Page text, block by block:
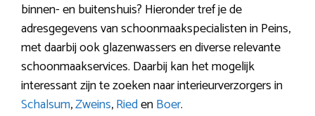
binnen- en buitenshuis? Hieronder tref je de
adresgegevens van schoonmaakspecialisten in Peins,
met daarbij ook glazenwassers en diverse relevante
schoonmaakservices. Daarbij kan het mogelijk
interessant zijn te zoeken naar interieurverzorgers in
Schalsum,Zweins,RiedenBoer.